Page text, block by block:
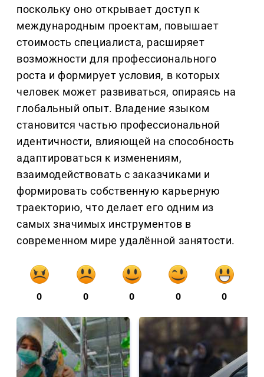
поскольку оно открывает доступ к
международным проектам, повышает
стоимость специалиста, расширяет
возможности для профессионального
роста и формирует условия, в которых
человек может развиваться, опираясь на
глобальный опыт. Владение языком
становится частью профессиональной
идентичности, влияющей на способность
адаптироваться к изменениям,
взаимодействовать с заказчиками и
формировать собственную карьерную
траекторию, что делает его одним из
самых значимых инструментов в
современном мире удалённой занятости.
0 0 0 0 0